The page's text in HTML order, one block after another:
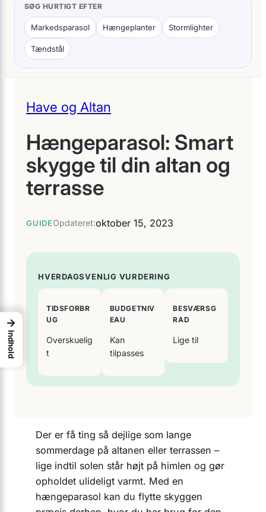
SØG HURTIGT EFTER
Markedsparasol Hængeplanter Stormlighter
Tændstål
Have og Altan
Hængeparasol: Smart
skygge til din altan og
terrasse
GUIDEOpdateret:oktober 15, 2023
HVERDAGSVENLIG VURDERING
TIDSFORBR
UG
Overskuelig
t
BUDGETNIV
EAU
Kan
tilpasses
BESVÆRSG
RAD
Lige til
Der er få ting så dejlige som lange
sommerdage på altanen eller terrassen –
lige indtil solen står højt på himlen og gør
opholdet ulideligt varmt. Med en
hængeparasol kan du flytte skyggen
→
Indhold